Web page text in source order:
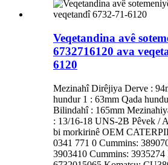
Veqetandina avê
6732716120 ava
6120
Mezinahî Dirêjiya Derve :
hundur 1 : 63mm Qada
Bilindahî : 165mm
: 13/16-18 UNS-2B Pêvek /
bi morkirinê OEM
0341 771 0 Cummins:
3903410 Cummins: 3935274